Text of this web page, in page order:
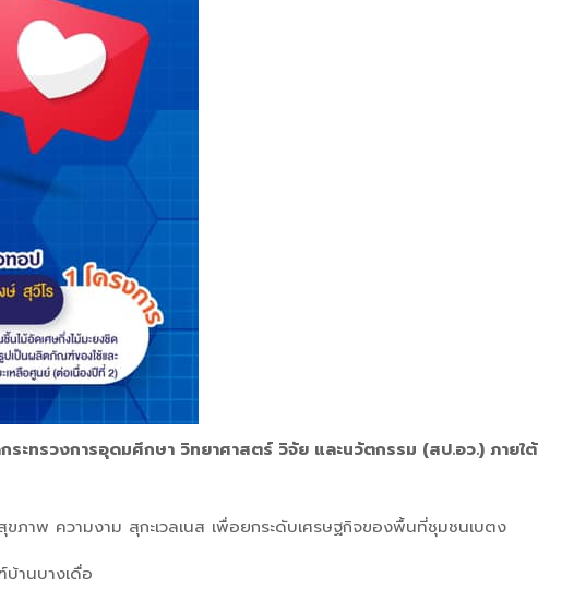
ะทรวงการอุดมศึกษา วิทยาศาสตร์ วิจัย และนวัตกรรม (สป.อว.) ภายใต้
าพ ความงาม สุกะเวลเนส เพื่อยกระดับเศรษฐกิจของพื้นที่ชุมชนเบตง
านบางเดื่อ